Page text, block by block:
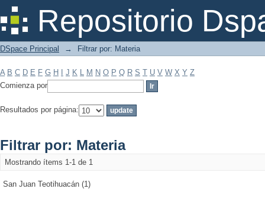
Repositorio
Filtrar por: Materia
DSpace Principal → Filtrar por: Materia
A B C D E F G H J K L M N O P Q R S T U V W X Y Z
Comienza por
Resultados por página:
Filtrar por: Materia
Mostrando ítems 1-1 de 1
San Juan Teotihuacán (1)